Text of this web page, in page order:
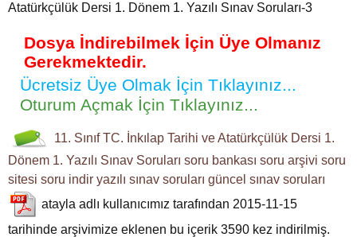
Atatürkçülük Dersi 1. Dönem 1. Yazılı Sınav Soruları-3
Dosya İndirebilmek İçin Üye Olmanız
Gerekmektedir.
Ücretsiz Üye Olmak İçin Tıklayınız...
Oturum Açmak İçin Tıklayınız...
11. Sınıf TC. İnkılap Tarihi ve Atatürkçülük Dersi 1.
Dönem 1. Yazılı Sınav Soruları soru bankası soru arşivi soru
sitesi soru indir yazılı sınav soruları güncel sınav soruları
atayla adlı kullanıcımız tarafından 2015-11-15
tarihinde arşivimize eklenen bu içerik 3590 kez indirilmiş.